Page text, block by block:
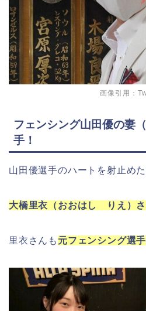
画像引用：
フェンシング山田優の妻
手！
山田優選手のハートを射止めた
大橋里衣（おおはし りえ）
里衣さんも 元フェンシング選手